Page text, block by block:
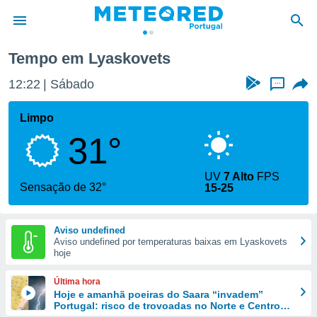
da
foi
fornecidas
a este
das
e
forma
digital
Tempo em Lyaskovets
12:22 Sábado ...
Limpo
31°
Sensação de 32°
UV7 Alto FPS
15-25
Aviso undefined
Aviso undefined por temperaturas baixas em Lyaskovets
hoje
Última hora
Hoje e amanhã poeiras do Saara “invadem”
Portugal: risco de trovoadas no Norte e Centro